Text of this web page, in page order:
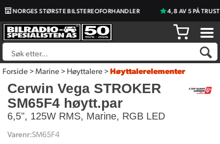
NORGES STØRSTE BILSTEREOFORHANDLER 4,8 AV 5 PÅ
Forside>Marine>Høyttalere>Høyttalerelementer
Cerwin Vega STROKER
SM65F4 høytt.par
6,5", 125W RMS, Marine, RGB LED
Varenr:SM65F4